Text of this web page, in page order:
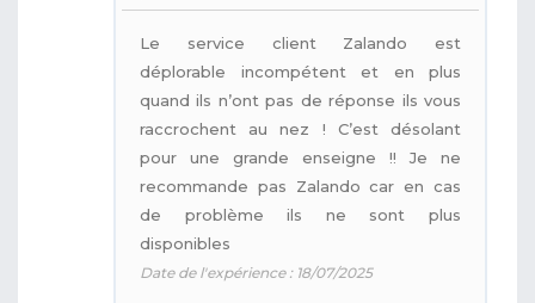
Le service client Zalando est
déplorable incompétent et en plus
quand ils n’ont pas de réponse ils vous
raccrochent au nez ! C’est désolant
pour une grande enseigne !! Je ne
recommande pas Zalando car en cas
de problème ils ne sont plus
disponibles
Date de l'expérience : 18/07/2025